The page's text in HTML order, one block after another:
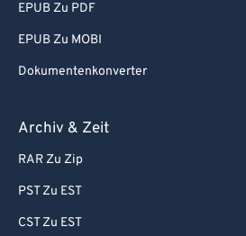
EPUB Zu PDF
EPUB Zu MOBI
Dokumentenkonverter
Archiv & Zeit
RAR Zu Zip
PST Zu EST
CST Zu EST